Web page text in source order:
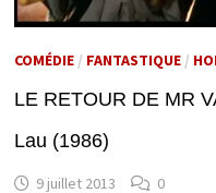
COMÉDIE/ FANTASTIQUE/
LE RETOUR DE MR
Lau (1986)
9 juillet 2013 0